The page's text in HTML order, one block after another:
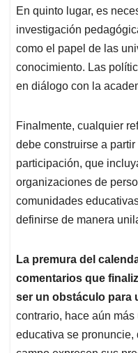
En quinto lugar, es
investigación
como el papel de las
conocimiento. Las
en diálogo con la
Finalmente, cualquier
debe construirse a
participación, que
organizaciones de
comunidades
definirse de manera
La premura del
comentarios que
ser un obstáculo para
contrario, hace aún
educativa se pronuncie,